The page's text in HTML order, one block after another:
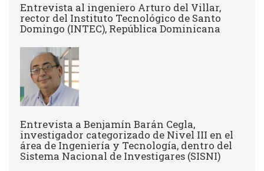
Entrevista al ingeniero Arturo del Villar,
rector del Instituto Tecnológico de Santo
Domingo (INTEC), República Dominicana
Entrevista a Benjamín Barán Cegla,
investigador categorizado de Nivel III en el
área de Ingeniería y Tecnología, dentro del
Sistema Nacional de Investigares (SISNI)